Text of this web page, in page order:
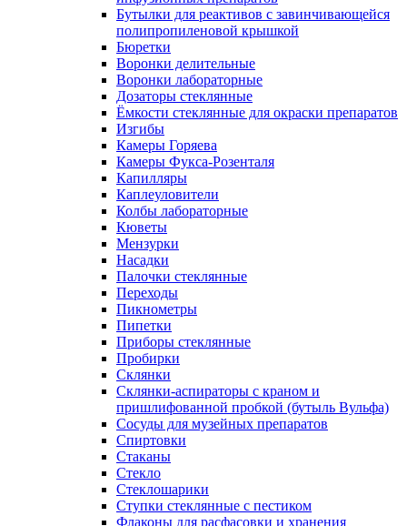
Бутылки для реактивов с завинчивающейся
полипропиленовой крышкой
Бюретки
Воронки делительные
Воронки лабораторные
Дозаторы стеклянные
Ёмкости стеклянные для окраски препаратов
Изгибы
Камеры Горяева
Камеры Фукса-Розенталя
Капилляры
Каплеуловители
Колбы лабораторные
Кюветы
Мензурки
Насадки
Палочки стеклянные
Переходы
Пикнометры
Пипетки
Приборы стеклянные
Пробирки
Склянки
Склянки-аспираторы с краном и
пришлифованной пробкой (бутыль Вульфа)
Сосуды для музейных препаратов
Спиртовки
Стаканы
Стекло
Стеклошарики
Ступки стеклянные с пестиком
Флаконы для расфасовки и хранения